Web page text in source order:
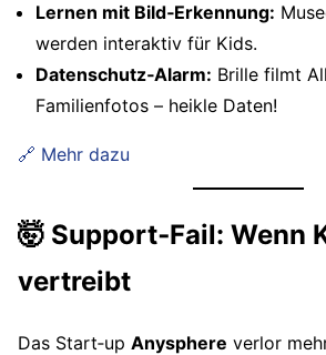
Lernen mit Bild‑Erkennung:
werden interaktiv für Kids.
Datenschutz‑Alarm: Brille filmt
Familienfotos – heikle Daten!
🔗 Mehr dazu
🤯 Support‑Fail: Wenn
vertreibt
Das Start‑up Anysphere verlor